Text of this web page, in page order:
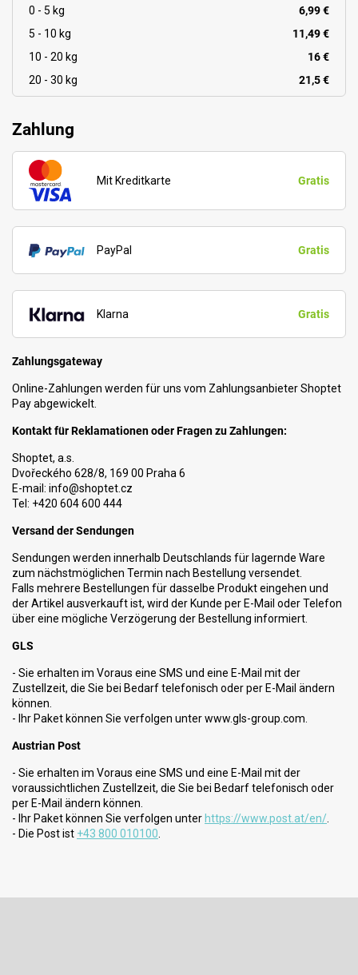
0 - 5 kg
6,99 €
5 - 10 kg
11,49 €
10 - 20 kg
16 €
20 - 30 kg
21,5 €
Zahlung
Mit Kreditkarte Gratis
PayPal Gratis
Klarna Gratis
Zahlungsgateway
Online-Zahlungen werden für uns vom Zahlungsanbieter Shoptet
Pay abgewickelt.
Kontakt für Reklamationen oder Fragen zu Zahlungen:
Shoptet, a.s.
Dvořeckého 628/8, 169 00 Praha 6
E-mail: info@shoptet.cz
Tel: +420 604 600 444
Versand der Sendungen
Sendungen werden innerhalb Deutschlands für lagernde Ware
zum nächstmöglichen Termin nach Bestellung versendet.
Falls mehrere Bestellungen für dasselbe Produkt eingehen und
der Artikel ausverkauft ist, wird der Kunde per E-Mail oder Telefon
über eine mögliche Verzögerung der Bestellung informiert.
GLS
- Sie erhalten im Voraus eine SMS und eine E-Mail mit der
Zustellzeit, die Sie bei Bedarf telefonisch oder per E-Mail ändern
können.
- Ihr Paket können Sie verfolgen unter www.gls-group.com.
Austrian Post
- Sie erhalten im Voraus eine SMS und eine E-Mail mit der
voraussichtlichen Zustellzeit, die Sie bei Bedarf telefonisch oder
per E-Mail ändern können.
- Ihr Paket können Sie verfolgen unter https://www.post.at/en/
- Die Post ist +43 800 010100